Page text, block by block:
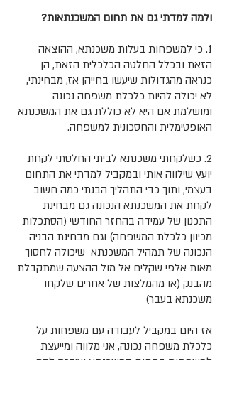
ולמה למדתי גם את תחום המשכנתאות?
1. כי למשפחות בעלות משכנתא, ההוצאה
הזאת ובכלל החלטה הכלכלית הזאת, הן
כנראה מהגדולות שיעשו בחייהן אז, מבחינתי,
לא יכולה להיות כלכלת משפחה נכונה
ומושלמת אם היא לא כוללת גם את המשכנתא
האופטימלית והחסכונית למשפחה.
2. כשלקחתי משכנתא לביתי החלטתי לקחת
יועץ שילווה אותי ובמקביל למדתי את התחום
בעצמי, ותוך כדי התהליך הבנתי כמה חשוב
לקחת את המשכנתא הנכונה גם מבחינת
התכנון של עמידה בהחזר החודשי (הסתכלות
מכיוון כלכלת המשפחה) וגם מבחינת הבניה
הנכונה של תמהיל המשכנתא שיכולה לחסוך
מאות אלפי שקלים אל מול ההצעה שמתקבלת
מהבנק (או מהמלצות של אחרים שלקחו
משכנתא בעבר)
אז היום במקביל לעבודה עם משפחות על
כלכלת משפחה נכונה, אני מלווה ומייעצת
למשפחות בתחום המשכנתא ועוזרת להם